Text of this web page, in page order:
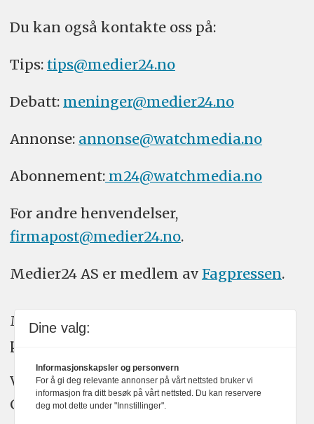
Du kan også kontakte oss på:
Tips: tips@medier24.no
Debatt: meninger@medier24.no
Annonse: annonse@watchmedia.no
Abonnement:m24@watchmedia.no
For andre henvendelser,
firmapost@medier24.no.
Medier24 AS er medlem av Fagpressen.
Medier24 arbeider etter Vær Varsom-
plakatens regler for god presseskikk.
Vi bruker KI-verktøy som ChatGPT,
Claude, og Gemini i journalistikken vår.
Dine valg:
Informasjonskapsler og personvern
For å gi deg relevante annonser på vårt nettsted bruker vi
informasjon fra ditt besøk på vårt nettsted. Du kan reservere
deg mot dette under "Innstillinger".